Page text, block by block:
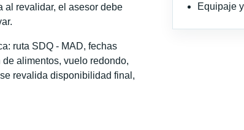
al revalidar, el asesor debe
ruta SDQ - MAD, fechas
alimentos, vuelo redondo,
revalida disponibilidad final,
Equipaje